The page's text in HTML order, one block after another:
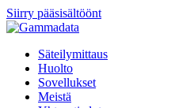
Siirry pääsisältöönt
Säteilymittaus
Huolto
Sovellukset
Meistä